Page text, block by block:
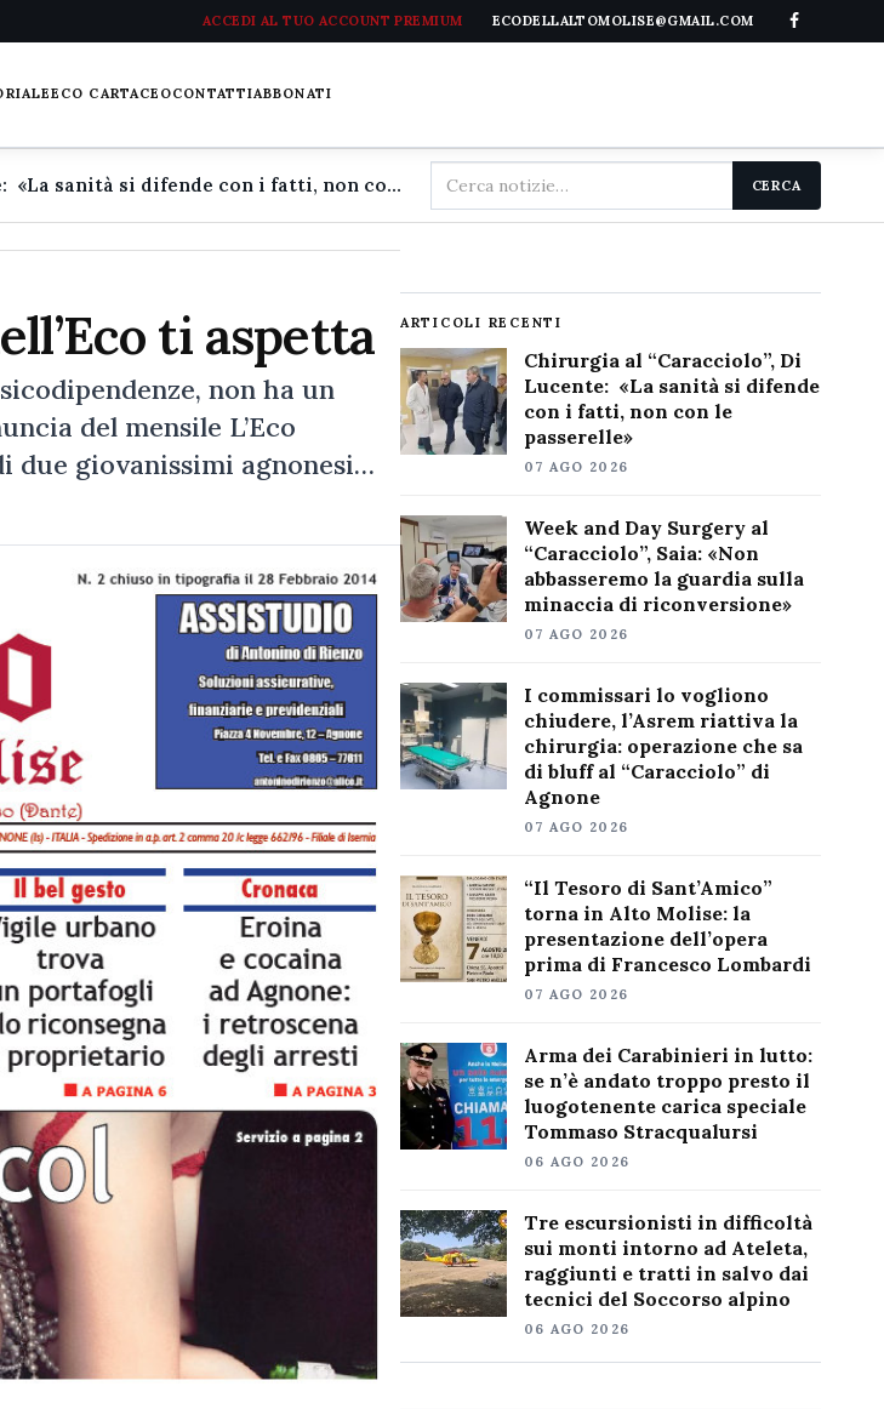
ACCEDI AL TUO ACCOUNT PREMIUM ECODELLALTOMOLISE@GMAIL.COM
ECO CARTACEOCONTATTIABBONATI
Chirurgia al "Caracciolo", Di Lucente: «La sanità si difende con i fatti, non con le passerelle»
Cerca
nel
CERCA
ti aspetta
non ha un
del mensile L’Eco
due giovanissimi agnonesi…
ARTICOLI RECENTI
Chirurgia al “Caracciolo”, Di
Lucente: «La sanità si difende
con i fatti, non con le
passerelle»
07 AGO 2026
Week and Day Surgery al
“Caracciolo”, Saia: «Non
abbasseremo la guardia sulla
minaccia di riconversione»
07 AGO 2026
I commissari lo vogliono
chiudere, l’Asrem riattiva la
chirurgia: operazione che sa
di bluff al “Caracciolo” di
Agnone
07 AGO 2026
“Il Tesoro di Sant’Amico”
torna in Alto Molise: la
presentazione dell’opera
prima di Francesco Lombardi
07 AGO 2026
Arma dei Carabinieri in lutto:
se n’è andato troppo presto il
luogotenente carica speciale
Tommaso Stracqualursi
06 AGO 2026
Tre escursionisti in difficoltà
sui monti intorno ad Ateleta,
raggiunti e tratti in salvo dai
tecnici del Soccorso alpino
06 AGO 2026